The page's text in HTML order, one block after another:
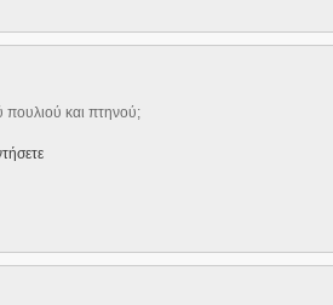
πουλιού και πτηνού;